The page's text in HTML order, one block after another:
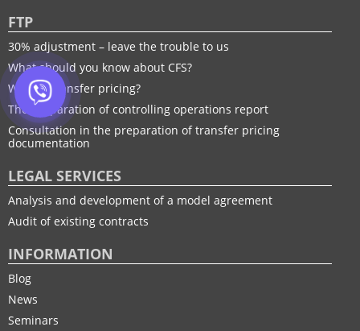
FTP
30% adjustment – leave the trouble to us
What should you know about CFS?
What is transfer pricing?
The preparation of controlling operations report
Consultation in the preparation of transfer pricing
documentation
LEGAL SERVICES
Analysis and development of a model agreement
Audit of existing contracts
INFORMATION
Blog
News
Seminars